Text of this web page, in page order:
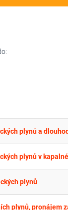
plynů v
plynů